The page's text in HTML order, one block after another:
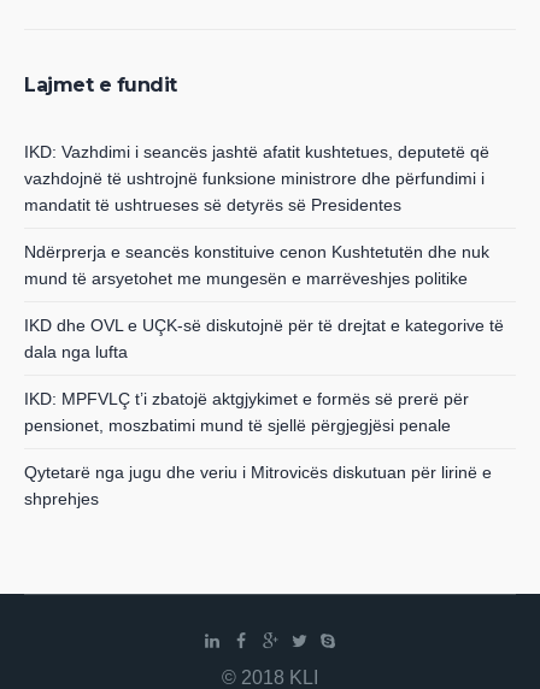
Lajmet e fundit
IKD: Vazhdimi i seancës jashtë afatit kushtetues, deputetë që
vazhdojnë të ushtrojnë funksione ministrore dhe përfundimi i
mandatit të ushtrueses së detyrës së Presidentes
Ndërprerja e seancës konstituive cenon Kushtetutën dhe nuk
mund të arsyetohet me mungesën e marrëveshjes politike
IKD dhe OVL e UÇK-së diskutojnë për të drejtat e kategorive të
dala nga lufta
IKD: MPFVLÇ t’i zbatojë aktgjykimet e formës së prerë për
pensionet, moszbatimi mund të sjellë përgjegjësi penale
Qytetarë nga jugu dhe veriu i Mitrovicës diskutuan për lirinë e
shprehjes
© 2018 KLI